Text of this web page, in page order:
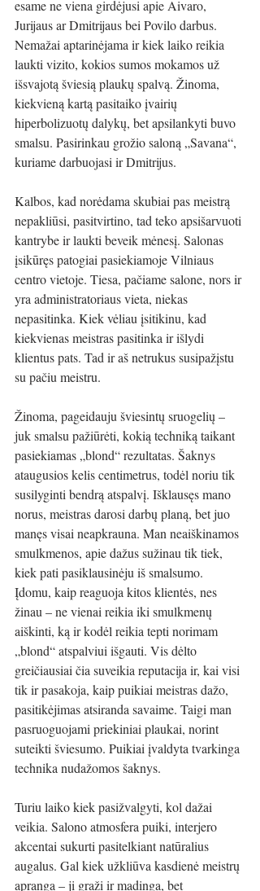
esame ne viena girdėjusi apie Aivaro,
Jurijaus ar Dmitrijaus bei Povilo darbus.
Nemažai aptarinėjama ir kiek laiko reikia
laukti vizito, kokios sumos mokamos už
išsvajotą šviesią plaukų spalvą. Žinoma,
kiekvieną kartą pasitaiko įvairių
hiperbolizuotų dalykų, bet apsilankyti buvo
smalsu. Pasirinkau grožio saloną „Savana“,
kuriame darbuojasi ir Dmitrijus.
Kalbos, kad norėdama skubiai pas meistrą
nepakliūsi, pasitvirtino, tad teko apsišarvuoti
kantrybe ir laukti beveik mėnesį. Salonas
įsikūręs patogiai pasiekiamoje Vilniaus
centro vietoje. Tiesa, pačiame salone, nors ir
yra administratoriaus vieta, niekas
nepasitinka. Kiek vėliau įsitikinu, kad
kiekvienas meistras pasitinka ir išlydi
klientus pats. Tad ir aš netrukus susipažįstu
su pačiu meistru.
Žinoma, pageidauju šviesintų sruogelių –
juk smalsu pažiūrėti, kokią techniką taikant
pasiekiamas „blond“ rezultatas. Šaknys
ataugusios kelis centimetrus, todėl noriu tik
susilyginti bendrą atspalvį. Išklausęs mano
norus, meistras darosi darbų planą, bet juo
manęs visai neapkrauna. Man neaiškinamos
smulkmenos, apie dažus sužinau tik tiek,
kiek pati pasiklausinėju iš smalsumo.
Įdomu, kaip reaguoja kitos klientės, nes
žinau – ne vienai reikia iki smulkmenų
aiškinti, ką ir kodėl reikia tepti norimam
„blond“ atspalviui išgauti. Vis dėlto
greičiausiai čia suveikia reputacija ir, kai visi
tik ir pasakoja, kaip puikiai meistras dažo,
pasitikėjimas atsiranda savaime. Taigi man
pasruoguojami priekiniai plaukai, norint
suteikti šviesumo. Puikiai įvaldyta tvarkinga
technika nudažomos šaknys.
Turiu laiko kiek pasižvalgyti, kol dažai
veikia. Salono atmosfera puiki, interjero
akcentai sukurti pasitelkiant natūralius
augalus. Gal kiek užkliūva kasdienė meistrų
apranga – ji graži ir madinga, bet